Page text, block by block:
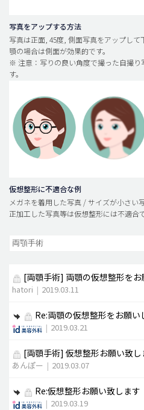
安全整形
料金一覧
ご相談のお問い合わせ
写真をアップする方法
写真は正面, 45度, 側面写真をアップして
顎の場合は側面が効果的です。
※ 注意：写りの良い角度で撮った自撮り
す。
仮想整形に不適合な例
メガネを着用した写真 / サイズが小さ
正加工した写真等は仮想整形には不適合で
[両顎手術] 両顎の仮想整形を
hatori | 2019.03.11
Re:両顎の仮想整形をお願い
| 2019.03.21
[両顎手術] 仮想整形お願い致し
あんぽー | 2019.03.07
Re:仮想整形お願い致します
| 2019.03.19